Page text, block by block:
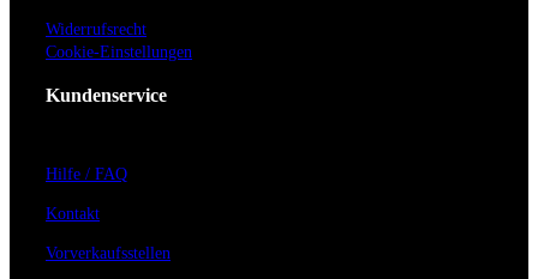
Widerrufsrecht
Cookie-Einstellungen
Kundenservice
Hilfe / FAQ
Kontakt
Vorverkaufsstellen